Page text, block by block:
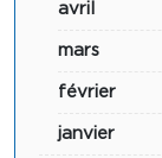
avril
mars
février
janvier